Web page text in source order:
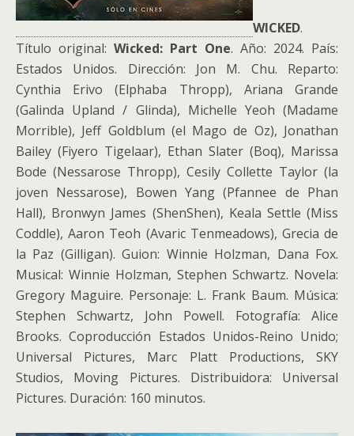
WICKED.
Título original: Wicked: Part One. Año: 2024. País:
Estados Unidos. Dirección: Jon M. Chu. Reparto:
Cynthia Erivo (Elphaba Thropp), Ariana Grande
(Galinda Upland / Glinda), Michelle Yeoh (Madame
Morrible), Jeff Goldblum (el Mago de Oz), Jonathan
Bailey (Fiyero Tigelaar), Ethan Slater (Boq), Marissa
Bode (Nessarose Thropp), Cesily Collette Taylor (la
joven Nessarose), Bowen Yang (Pfannee de Phan
Hall), Bronwyn James (ShenShen), Keala Settle (Miss
Coddle), Aaron Teoh (Avaric Tenmeadows), Grecia de
la Paz (Gilligan). Guion: Winnie Holzman, Dana Fox.
Musical: Winnie Holzman, Stephen Schwartz. Novela:
Gregory Maguire. Personaje: L. Frank Baum. Música:
Stephen Schwartz, John Powell. Fotografía: Alice
Brooks. Coproducción Estados Unidos-Reino Unido;
Universal Pictures, Marc Platt Productions, SKY
Studios, Moving Pictures. Distribuidora: Universal
Pictures. Duración: 160 minutos.